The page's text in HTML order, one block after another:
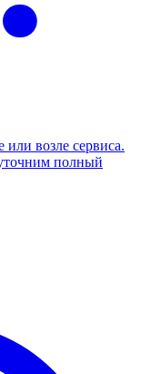
возле сервиса.
полный